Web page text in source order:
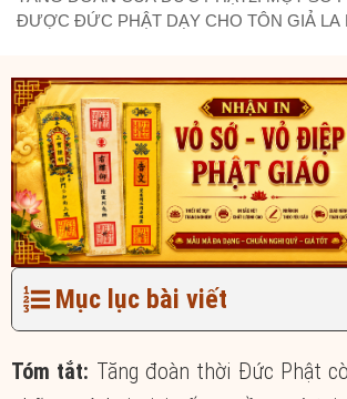
ĐƯỢC ĐỨC PHẬT DẠY CHO TÔN GIẢ LA
Mục lục bài viết
Tóm tắt: Tăng đoàn thời Đức Phật